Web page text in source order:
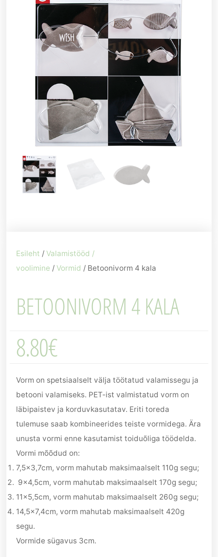
Esileht /Valamistööd /
voolimine /Vormid / Betoonivorm 4 kala
BETOONIVORM 4 KALA
8.80€
Vorm on spetsiaalselt välja töötatud valamissegu ja
betooni valamiseks. PET-ist valmistatud vorm on
läbipaistev ja korduvkasutatav. Eriti toreda
tulemuse saab kombineerides teiste vormidega. Ära
unusta vormi enne kasutamist toiduõliga töödelda.
Vormi mõõdud on:
7,5×3,7cm, vorm mahutab maksimaalselt 110g segu;
9×4,5cm, vorm mahutab maksimaalselt 170g segu;
11×5,5cm, vorm mahutab maksimaalselt 260g segu;
14,5×7,4cm, vorm mahutab maksimaalselt 420g
segu.
Vormide sügavus 3cm.